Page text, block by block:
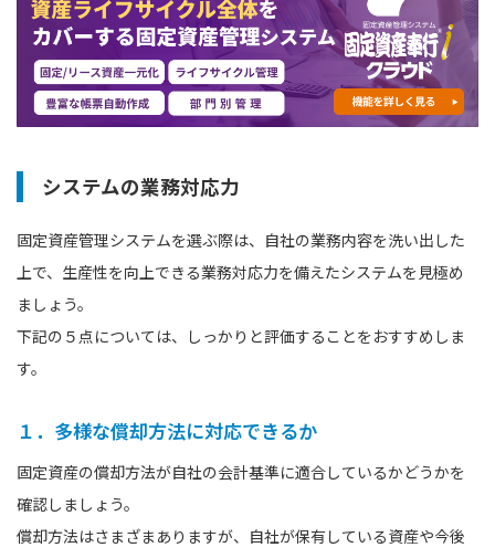
システムの業務対応力
固定資産管理システムを選ぶ際は、自社の業務内容を洗い出した
上で、生産性を向上できる業務対応力を備えたシステムを見極め
ましょう。
下記の５点については、しっかりと評価することをおすすめしま
す。
１．多様な償却方法に対応できるか
固定資産の償却方法が自社の会計基準に適合しているかどうかを
確認しましょう。
償却方法はさまざまありますが、自社が保有している資産や今後